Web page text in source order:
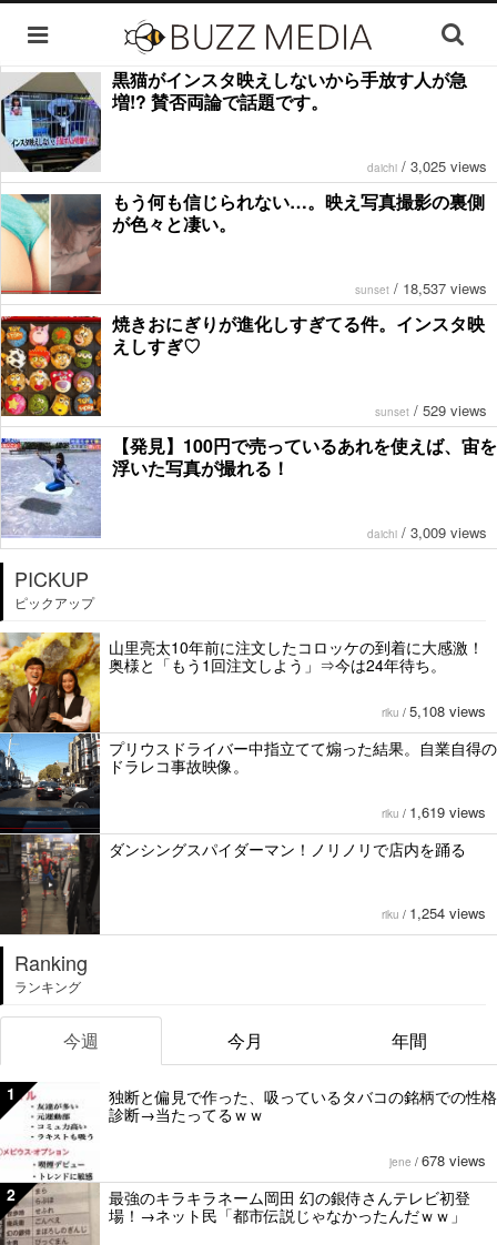
黒猫がインスタ映えしないから手放す人が急
増!? 賛否両論で話題です。
daichi / 3,025 views
もう何も信じられない…。映え写真撮影の裏側
が色々と凄い。
sunset / 18,537 views
焼きおにぎりが進化しすぎてる件。インスタ映
えしすぎ♡
sunset / 529 views
【発見】100円で売っているあれを使えば、宙を
浮いた写真が撮れる！
daichi / 3,009 views
PICKUP
ピックアップ
山里亮太10年前に注文したコロッケの到着に大感激！
奥様と「もう1回注文しよう」⇒今は24年待ち。
riku / 5,108 views
プリウスドライバー中指立てて煽った結果。自業自得の
ドラレコ事故映像。
riku / 1,619 views
ダンシングスパイダーマン！ノリノリで店内を踊る
riku / 1,254 views
Ranking
ランキング
今週 今月 年間
1
独断と偏見で作った、吸っているタバコの銘柄での性格
診断→当たってるｗｗ
jene / 678 views
2
最強のキラキラネーム岡田 幻の銀侍さんテレビ初登
場！→ネット民「都市伝説じゃなかったんだｗｗ」